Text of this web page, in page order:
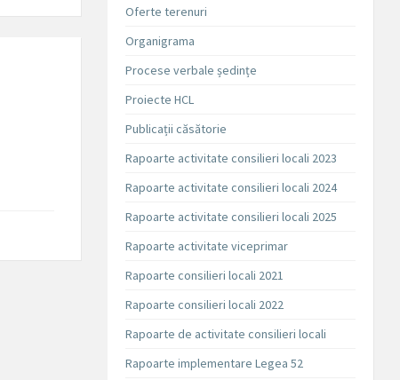
Oferte terenuri
Organigrama
Procese verbale ședințe
Proiecte HCL
Publicații căsătorie
Rapoarte activitate consilieri locali 2023
Rapoarte activitate consilieri locali 2024
Rapoarte activitate consilieri locali 2025
Rapoarte activitate viceprimar
Rapoarte consilieri locali 2021
Rapoarte consilieri locali 2022
Rapoarte de activitate consilieri locali
Rapoarte implementare Legea 52